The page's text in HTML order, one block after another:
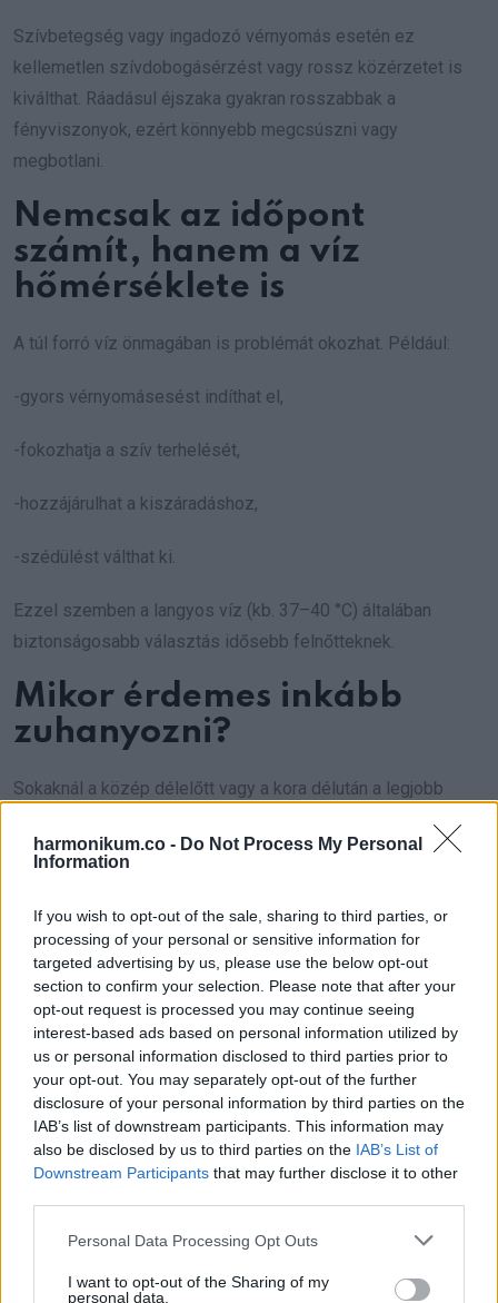
harmonikum.co - Do Not Process My Personal
Information
If you wish to opt-out of the sale, sharing to third parties, or
processing of your personal or sensitive information for
targeted advertising by us, please use the below opt-out
section to confirm your selection. Please note that after your
opt-out request is processed you may continue seeing
interest-based ads based on personal information utilized by
us or personal information disclosed to third parties prior to
your opt-out. You may separately opt-out of the further
disclosure of your personal information by third parties on the
IAB’s list of downstream participants. This information may
also be disclosed by us to third parties on the IAB’s List of
Downstream Participants that may further disclose it to other
Please note that this website/app uses one or more Google
not limited to your visit or usage behaviour. You may click to
Personal Data Processing Opt Outs
I want to opt-out of the Sharing of my
personal data.
Szívbetegség vagy ingadozó vérnyomás esetén ez
kellemetlen szívdobogásérzést vagy rossz közérzetet is
kiválthat. Ráadásul éjszaka gyakran rosszabbak a
fényviszonyok, ezért könnyebb megcsúszni vagy
megbotlani.
Nemcsak az időpont
számít, hanem a víz
hőmérséklete is
A túl forró víz önmagában is problémát okozhat. Például:
-gyors vérnyomásesést indíthat el,
-fokozhatja a szív terhelését,
-hozzájárulhat a kiszáradáshoz,
-szédülést válthat ki.
Ezzel szemben a langyos víz (kb. 37–40 °C) általában
biztonságosabb választás idősebb felnőtteknek.
Mikor érdemes inkább
zuhanyozni?
Sokaknál a közép délelőtt vagy a kora délután a legjobb
-a test teljesen felébred,
-a keringés stabilabb,
-a környezet is melegebb,
-az energiaszint magasabb.
Ilyenkor a szervezet könnyebben alkalmazkodik a
hőmérséklethez.
Gyakorlati biztonsági
tippek